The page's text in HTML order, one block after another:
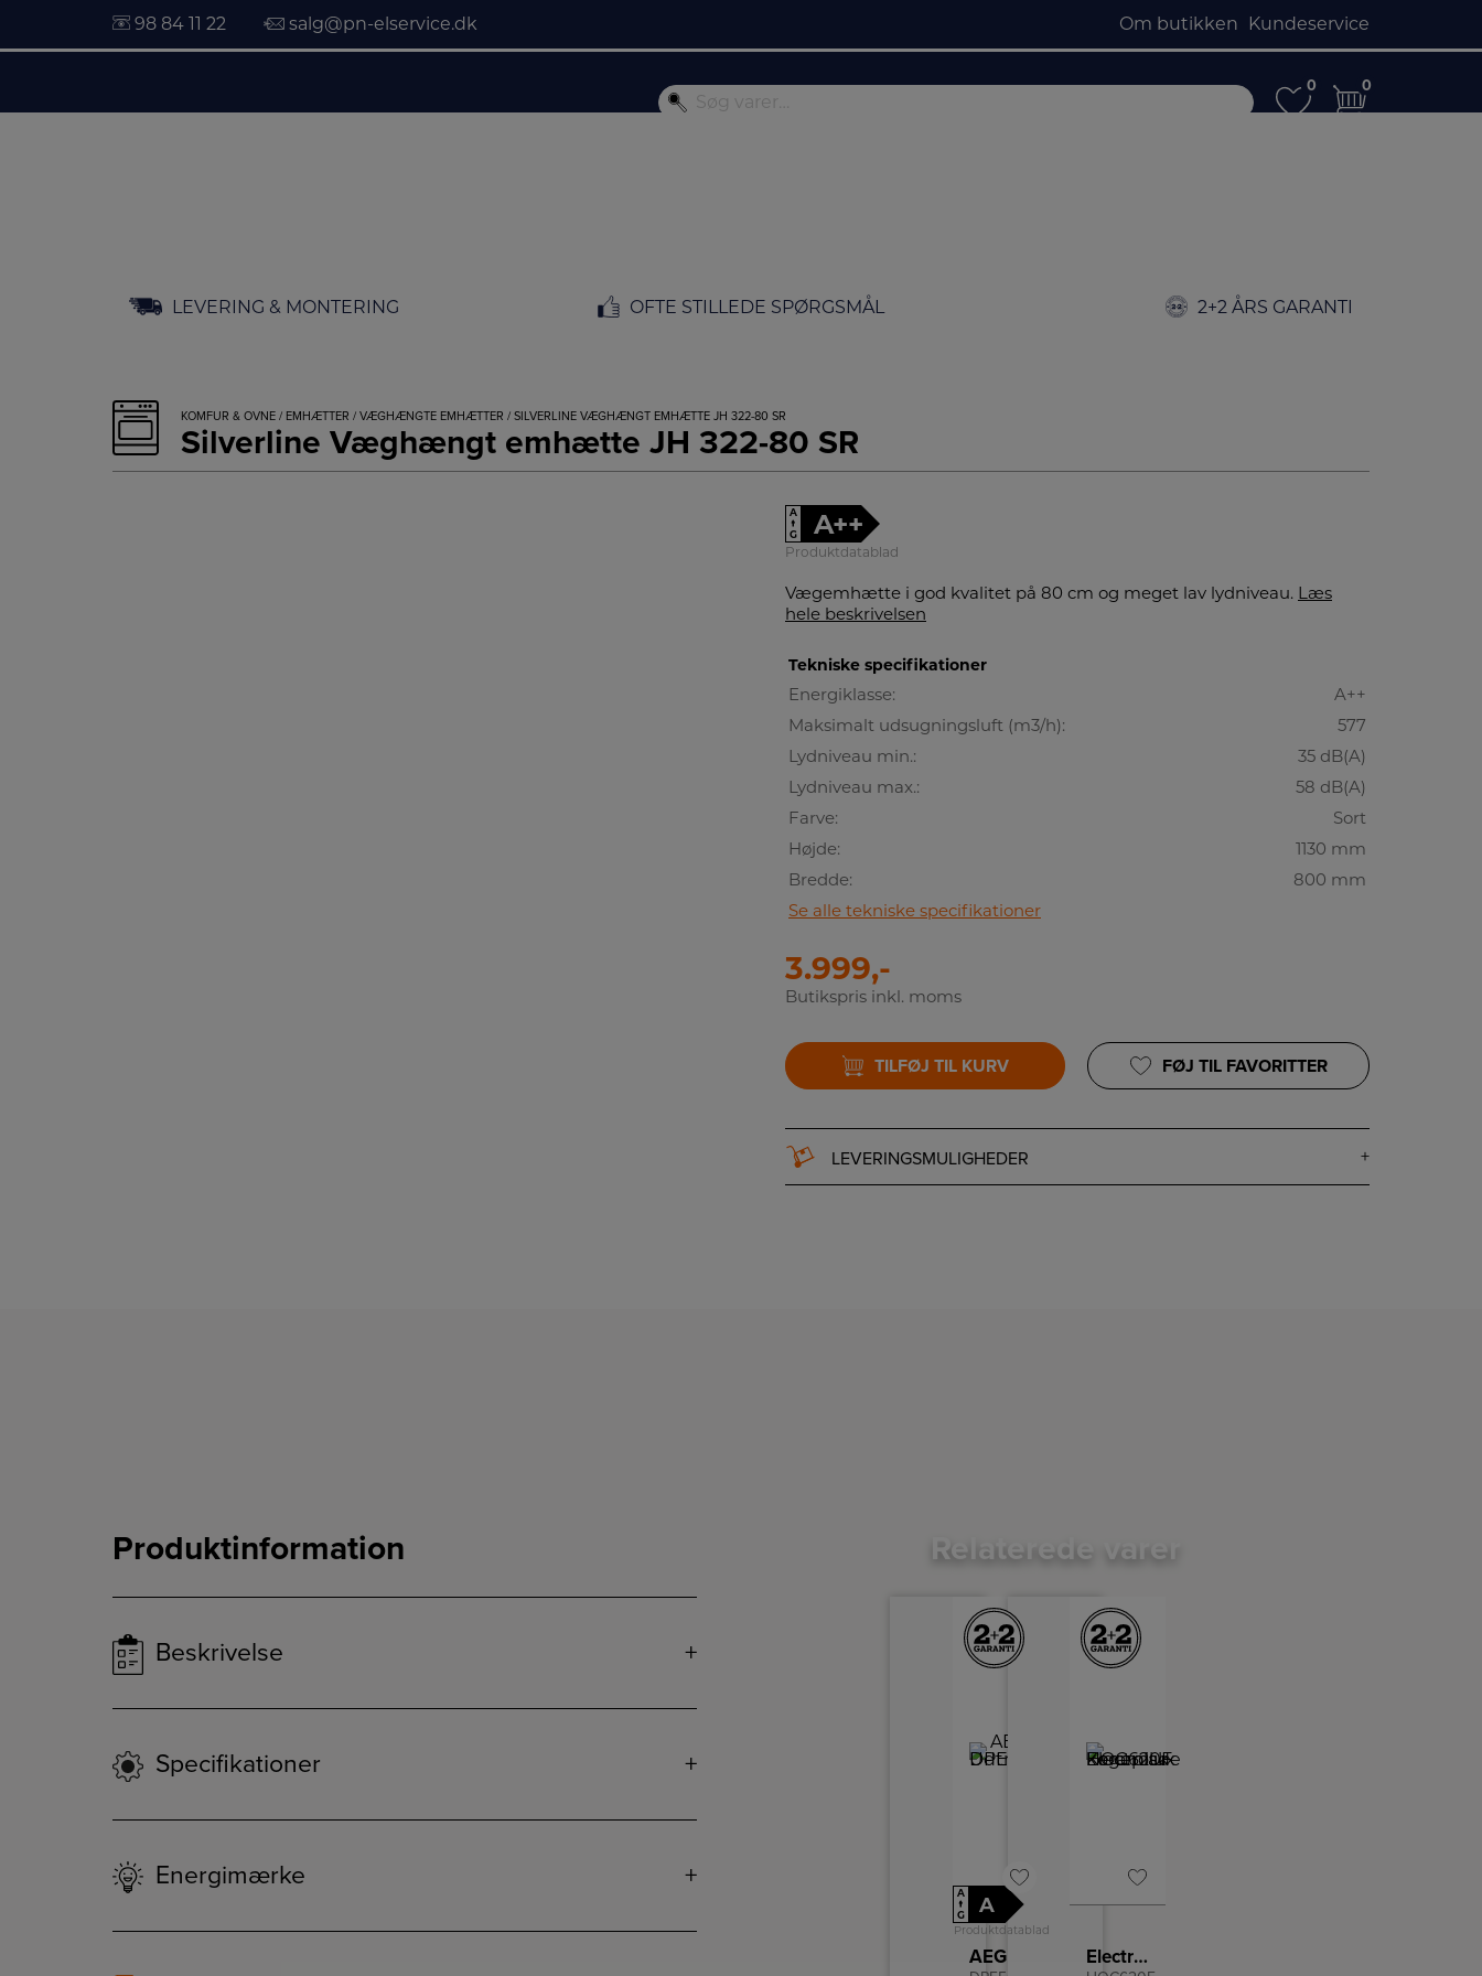
98 84 11 22 salg@pn-elservice.dk Om butikken Kundeservice
0
0 0
0
LEVERING & MONTERING OFTE STILLEDE SPØRGSMÅL 2+2 ÅRS GARANTI
KOMFUR & OVNE / EMHÆTTER / VÆGHÆNGTE EMHÆTTER / SILVERLINE VÆGHÆNGT EMHÆTTE JH 322-80 SR
Silverline Væghængt emhætte JH 322-80 SR
A
↑
G
A++
Produktdatablad
Vægemhætte i god kvalitet på 80 cm og meget lav lydniveau. Læs
hele beskrivelsen
Tekniske specifikationer
Energiklasse:
A++
Maksimalt udsugningsluft (m3/h):
577
Lydniveau min.:
35 dB(A)
Lydniveau max.:
58 dB(A)
Farve:
Sort
Højde:
1130 mm
Bredde:
800 mm
Se alle tekniske specifikationer
3.999,-
Butikspris inkl. moms
TILFØJ TIL KURV FØJ TIL FAVORITTER
LEVERINGSMULIGHEDER
Produktinformation
Beskrivelse
Specifikationer
Energimærke
Relaterede varer
A
↑
G
A
Produktdatablad
Electrolux Keramisk kogeplade